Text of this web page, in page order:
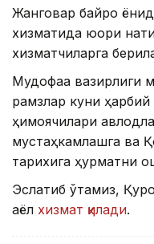
Жанговар байроқ
хизматида юқори
хизматчиларга
Мудофаа вазирлиги
рамзлар куни ҳарбий
ҳимоячилари
мустаҳкамлашга ва
тарихига ҳурматни
Эслатиб ўтамиз,
аёл хизмат қилади.